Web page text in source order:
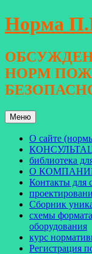
Перейти
к
Норма
НОРМ
Меню
О сайте
библиотека
О
Контакты для
Сборник
схемы
оборудования
курс
Регистрация